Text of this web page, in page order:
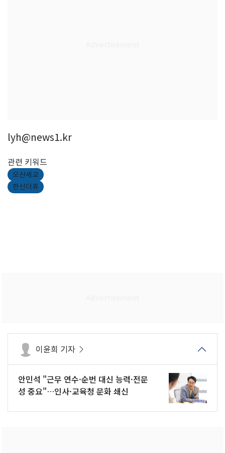
lyh@news1.kr
관련 키워드
오산세교
한신더휴
이윤희 기자
안민석 "근무 연수·순번 대신 능력·전문
성 중요"…인사·교육청 문화 쇄신